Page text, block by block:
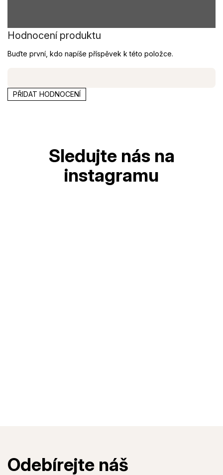
Hodnocení produktu
Buďte první, kdo napíše příspěvek k této položce.
PŘIDAT HODNOCENÍ